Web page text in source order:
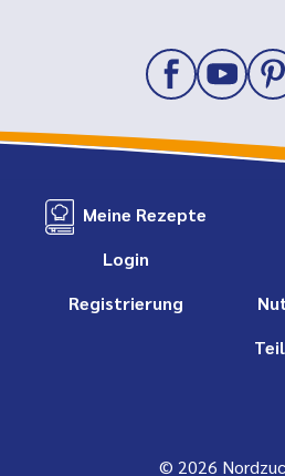
Meine Rezepte
Login
Registrierung
© 2026